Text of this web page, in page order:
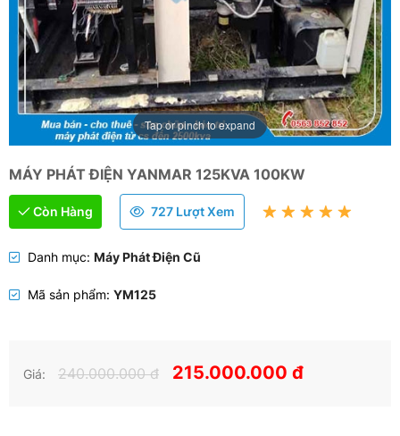
Tap or pinch to expand
MÁY PHÁT ĐIỆN YANMAR 125KVA 100KW
Còn Hàng 727 Lượt Xem
Danh mục: Máy Phát Điện Cũ
Mã sản phẩm: YM125
Giá: 240.000.000 đ 215.000.000 đ